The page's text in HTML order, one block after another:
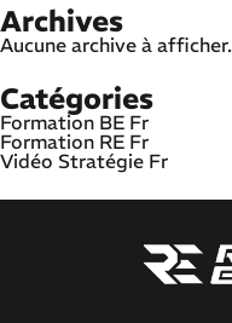
Archives
Aucune archive à afficher.
Catégories
Formation BE Fr
Formation RE Fr
Vidéo Stratégie Fr